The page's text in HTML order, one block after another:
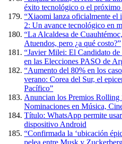
éxito tecnológico o el próximo
“Xiaomi lanza oficialmente el
2: Un avance tecnológico en
“La Alcaldesa de
Atuendos, pero ¿a qué costo?”
“Javier Milei: El Candidato
en las Elecciones PASO de
“Aumento del 80% en los
verano: Corea del Sur, el
Pacífico”
Anuncian los Premios Rolling
Nominaciones en Música,
Título: WhatsApp permite
dispositivo Android
“Confirmada la ‘ubicación
pelea entre Musk y